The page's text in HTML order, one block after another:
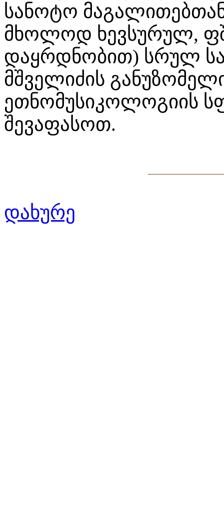
სანოტო
მხოლოდ ხევსურულ,
დაყრდნობით) სრულ
მშველიძის
ეთნომუსიკოლოგიის
შევაფასოთ.
დახურე